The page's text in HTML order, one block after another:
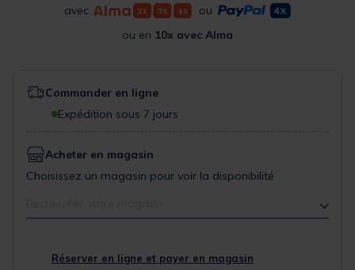
avec
ou
ou en 10x avec Alma
Commander en ligne
Expédition sous 7 jours
Acheter en magasin
Choisissez un magasin pour voir la disponibilité
Réserver en ligne et payer en magasin